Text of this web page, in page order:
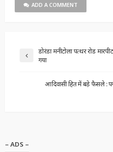
ADD A COMMENT
डोरंडा मनीटोला पत्थर रोड
गया
आदिवासी हित में बड़े फैसले :
– ADS –